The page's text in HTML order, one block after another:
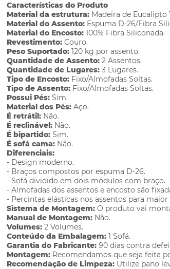
Características do Produto
Material da estrutura: Madeira de Eucalipto
Material do Assento: Espuma D-26/Fibra
Material do Encosto:100% Fibra Siliconada.
Revestimento:Couro.
Peso Suportado:120 kg por assento.
Quantidade de Assento:2 Assentos.
Quantidade de Lugares:3 Lugares.
Tipo de Encosto: Fixo/Almofadas Soltas.
Tipo de Assento: Fixo/Almofadas Soltas.
Possui Pés:Sim.
Material dos Pés:Aço.
É retrátil: Não.
É reclinável: Não.
É bipartido:Sim.
É sofá cama: Não.
Diferenciais:
- Design moderno.
- Braços compostos por espuma D-26.
- Sofá dividido em dois módulos com braço.
- Almofadas dos assentos e encosto são
- Percintas elásticas nos assentos para
Sistema de Montagem:O produto vai
Manual de Montagem: Não.
Volumes:2 Volumes.
Conteúdo da Embalagem:1 Sofá.
Garantia do Fabricante:90 dias contra
Montagem: Recomendamos que seja feita
Recomendação de Limpeza: Utilize pano